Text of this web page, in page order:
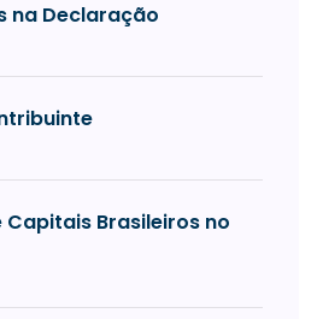
na Declaração
Brasileiros no